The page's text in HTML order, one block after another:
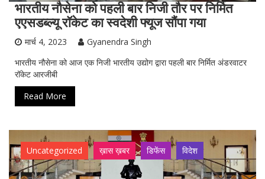
भारतीय नौसेना को पहली बार निजी तौर पर निर्मित
एएसडब्ल्यू रॉकेट का स्वदेशी फ्यूज सौंपा गया
मार्च 4, 2023
Gyanendra Singh
भारतीय नौसेना को आज एक निजी भारतीय उद्योग द्वारा पहली बार निर्मित अंडरवाटर
रॉकेट आरजीबी
Read More
Uncategorized ख़ास ख़बर डिफेंस विदेश